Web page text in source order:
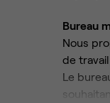
Bureau
Nous
de
Le